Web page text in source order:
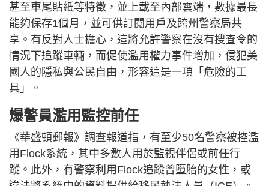
甚至車尾貼紙等特徵，並上載至內部雲端，數據最長
能夠保存1個月，並可供訂閱用戶及跨州警察局共
享。有反對人士擔心，這將允許警察在沒有搜查令的
情況下追蹤車輛，而促使濫用權力事件增加，侵犯美
國人的隱私與公民自由，形容這是一項「危險的工
具」。
爆警員濫用監控前任
《華盛頓郵報》調查報道指，有至少50名警察被控濫
用Flock系統，其中多數人用於監視伴侶或前任行
蹤。此外，有警察利用Flock追蹤曾墮胎的女性，或